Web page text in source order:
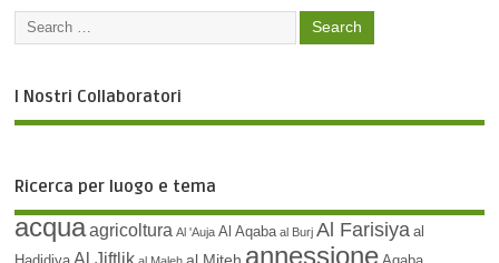
I Nostri Collaboratori
Ricerca per luogo e tema
acquaagricoltura Al 'Auja Al Aqaba al Burj Al Farisiya al
Al Jiftlik al Miteh annessione